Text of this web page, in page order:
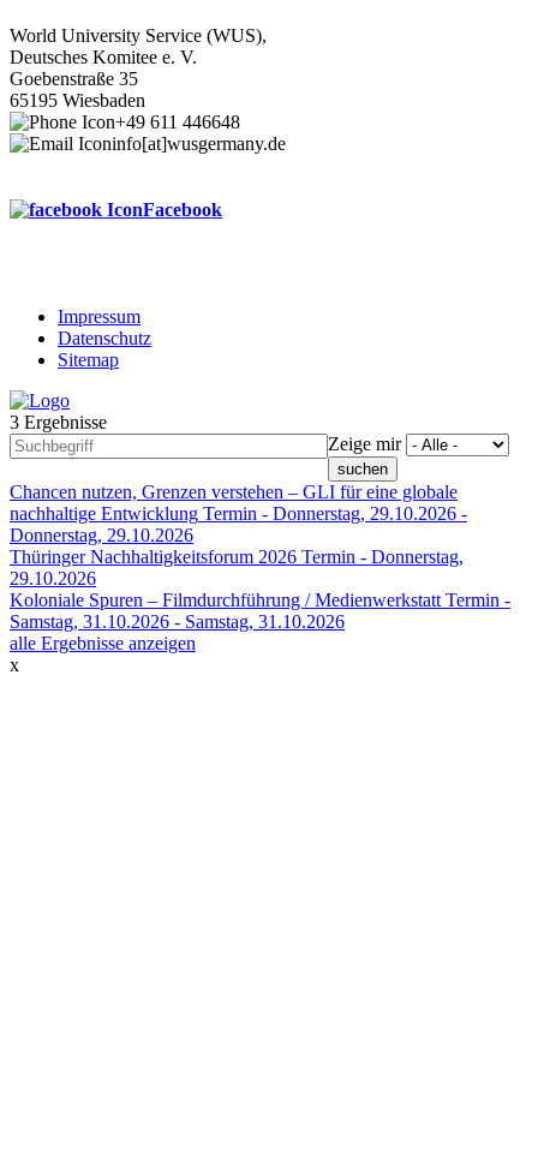
World University Service (WUS),
Deutsches Komitee e. V.
Goebenstraße 35
65195 Wiesbaden
+49 611 446648
info[at]wusgermany.de
Facebook
Footer
menu
Impressum
Datenschutz
Sitemap
3 Ergebnisse
Zeige mir
Chancen nutzen, Grenzen verstehen – GLI für eine globale
nachhaltige Entwicklung Termin - Donnerstag, 29.10.2026 -
Donnerstag, 29.10.2026
Thüringer Nachhaltigkeitsforum 2026 Termin - Donnerstag,
29.10.2026
Koloniale Spuren – Filmdurchführung / Medienwerkstatt Termin -
Samstag, 31.10.2026 - Samstag, 31.10.2026
alle Ergebnisse anzeigen
x